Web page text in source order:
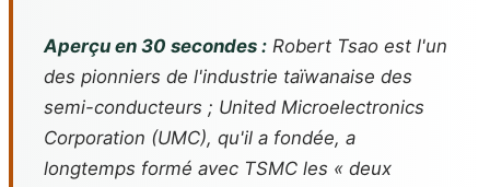
Aperçu en 30 secondes : Robert Tsao est l'un
des pionniers de l'industrie taïwanaise des
semi-conducteurs ; United Microelectronics
Corporation (UMC), qu'il a fondée, a
longtemps formé avec TSMC les « deux